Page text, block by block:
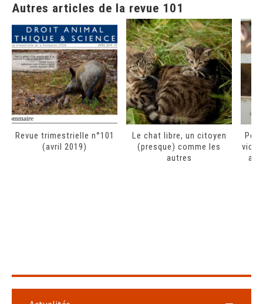
Autres articles de la revue 101
Revue trimestrielle n°101
(avril 2019)
Le chat libre, un citoyen
(presque) comme les
autres
au